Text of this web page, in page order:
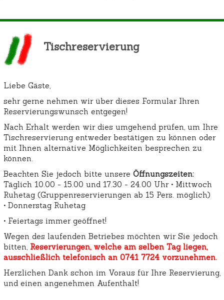
Tischreservierung
Liebe Gäste,
sehr gerne nehmen wir über dieses Formular Ihren
Reservierungswunsch entgegen!
Nach Erhalt werden wir dies umgehend prüfen, um Ihre
Tischreservierung entweder bestätigen zu können oder
mit Ihnen alternative Möglichkeiten besprechen zu
können.
Beachten Sie jedoch bitte unsere Öffnungszeiten:
Täglich 10.00 - 15.00 und 17.30 - 24.00 Uhr • Mittwoch
Ruhetag (Gruppenreservierungen ab 15 Pers. möglich)
• Donnerstag Ruhetag
• Feiertags immer geöffnet!
Wegen des laufenden Betriebes möchten wir Sie jedoch
bitten, Reservierungen, welche am selben Tag liegen,
ausschließlich telefonisch an 0741 7724 vorzunehmen.
Herzlichen Dank schon im Voraus für Ihre Reservierung,
und einen angenehmen Aufenthalt!